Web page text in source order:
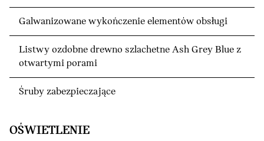
Galwanizowane wykończenie elementów obsługi
Listwy ozdobne drewno szlachetne Ash Grey Blue z
otwartymi porami
Śruby zabezpieczające
OŚWIETLENIE